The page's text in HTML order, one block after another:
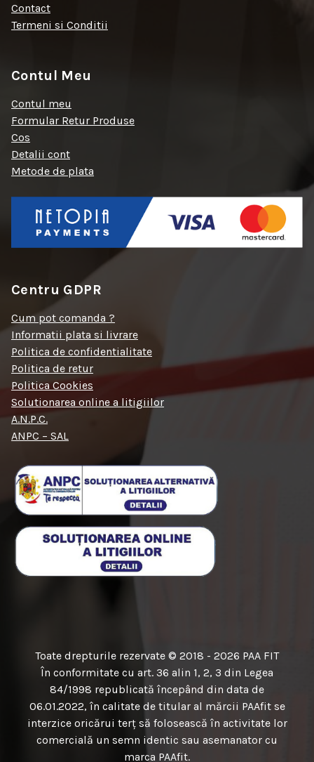
Contact
Termeni si Conditii
Contul Meu
Contul meu
Formular Retur Produse
Cos
Detalii cont
Metode de plata
Centru GDPR
Cum pot comanda ?
Informatii plata si livrare
Politica de confidentialitate
Politica de retur
Politica Cookies
Solutionarea online a litigiilor
A.N.P.C.
ANPC – SAL
Toate drepturile rezervate © 2018 - 2026 PAA FIT
În conformitate cu art. 36 alin 1, 2, 3 din Legea
84/1998 republicată începând din data de
06.01.2022, în calitate de titular al mărcii PAAfit se
interzice oricărui terţ să folosească în activitate lor
comercială un semn identic sau asemanator cu
marca PAAfit.